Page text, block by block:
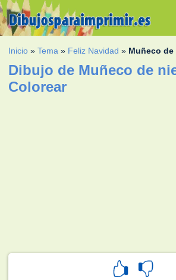
Inicio »Tema » Feliz Navidad » Muñeco de
Dibujo de Muñeco de
Colorear